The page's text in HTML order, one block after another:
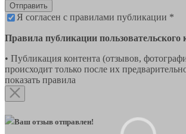
Отправить
Я согласен с правилами публикации *
Правила публикации пользовательского
• Публикация контента (отзывов,
происходит только после их
показать правила
Ваш отзыв отправлен!